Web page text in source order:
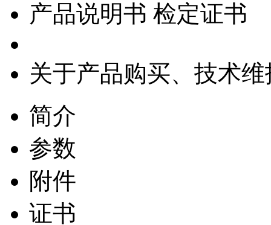
产品说明书 检定证书
关于产品购买、技术
简介
参数
附件
证书